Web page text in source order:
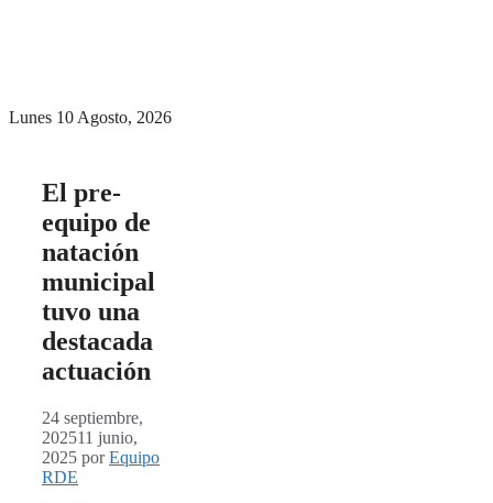
Lunes 10 Agosto, 2026
El pre-
equipo de
natación
municipal
tuvo una
destacada
actuación
24 septiembre,
202511 junio,
2025 porEquipo
RDE